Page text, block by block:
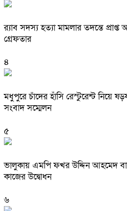
র‌্যাব সদস্য হত্যা মামলার তদন্তে
গ্রেফতার
৪
মধুপুরে চাঁদের হাঁসি রেস্টুরেন্ট নিয়ে
সংবাদ সম্মেলন
৫
ভালুকায় এমপি ফখর উদ্দিন আহমেদ
কাজের উদ্বোধন
৬